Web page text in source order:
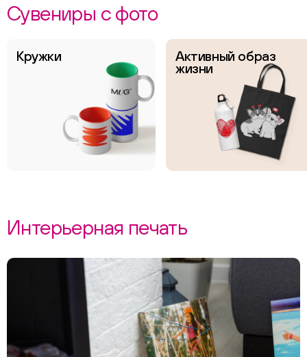
Сувениры с фото
Кружки Активный образ
жизни
Интерьерная печать